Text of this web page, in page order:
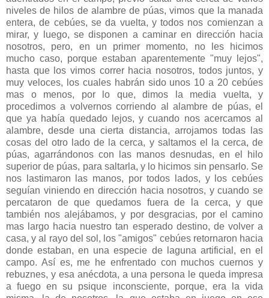
niveles de hilos de alambre de púas, vimos que la manada
entera, de cebúes, se da vuelta, y todos nos comienzan a
mirar, y luego, se disponen a caminar en dirección hacia
nosotros, pero, en un primer momento, no les hicimos
mucho caso, porque estaban aparentemente "muy lejos",
hasta que los vimos correr hacia nosotros, todos juntos, y
muy veloces, los cuales habrán sido unos 10 a 20 cebúes
mas o menos, por lo que, dimos la media vuelta, y
procedimos a volvernos corriendo al alambre de púas, el
que ya había quedado lejos, y cuando nos acercamos al
alambre, desde una cierta distancia, arrojamos todas las
cosas del otro lado de la cerca, y saltamos el la cerca, de
púas, agarrándonos con las manos desnudas, en el hilo
superior de púas, para saltarla, y lo hicimos sin pensarlo. Se
nos lastimaron las manos, por todos lados, y los cebúes
seguían viniendo en dirección hacia nosotros, y cuando se
percataron de que quedamos fuera de la cerca, y que
también nos alejábamos, y por desgracias, por el camino
mas largo hacia nuestro tan esperado destino, de volver a
casa, y al rayo del sol, los "amigos" cebúes retornaron hacia
donde estaban, en una especie de laguna artificial, en el
campo. Así es, me he enfrentado con muchos cuernos y
rebuznes, y esa anécdota, a una persona le queda impresa
a fuego en su psique inconsciente, porque, era la vida